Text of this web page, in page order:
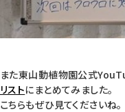
また東山動植物園公式
リストにまとめてみました。
こちらもぜひ見てくださいね。